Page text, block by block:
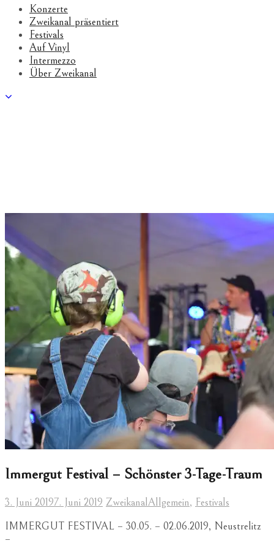
Konzerte
Zweikanal präsentiert
Festivals
Auf Vinyl
Intermezzo
Über Zweikanal
Immergut Festival – Schönster 3-Tage-Traum
3. Juni 20197. Juni 2019 ZweikanalAllgemein, Festivals
IMMERGUT FESTIVAL – 30.05. – 02.06.2019, Neustrelitz
–